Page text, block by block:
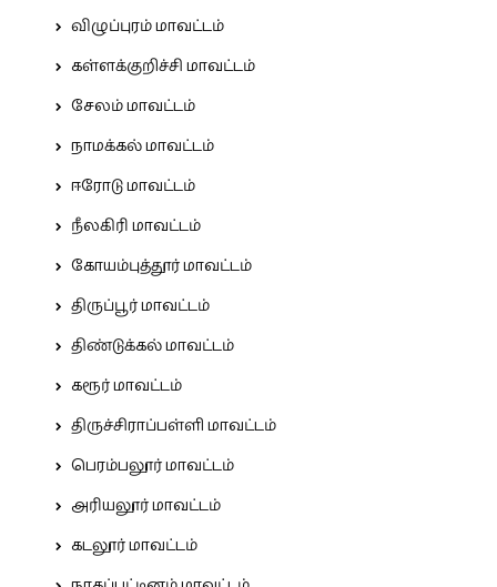
விழுப்புரம் மாவட்டம்
கள்ளக்குறிச்சி மாவட்டம்
சேலம் மாவட்டம்
நாமக்கல் மாவட்டம்
ஈரோடு மாவட்டம்
நீலகிரி மாவட்டம்
கோயம்புத்தூர் மாவட்டம்
திருப்பூர் மாவட்டம்
திண்டுக்கல் மாவட்டம்
கரூர் மாவட்டம்
திருச்சிராப்பள்ளி மாவட்டம்
பெரம்பலூர் மாவட்டம்
அரியலூர் மாவட்டம்
கடலூர் மாவட்டம்